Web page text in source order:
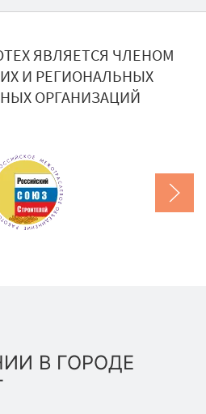
ЯВЛЯЕТСЯ ЧЛЕНОМ
И РЕГИОНАЛЬНЫХ
ОРГАНИЗАЦИЙ
В ГОРОДЕ